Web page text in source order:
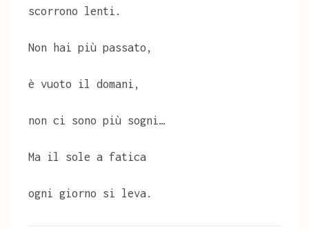
scorrono lenti.
Non hai più passato,
è vuoto il domani,
non ci sono più sogni…
Ma il sole a fatica
ogni giorno si leva.